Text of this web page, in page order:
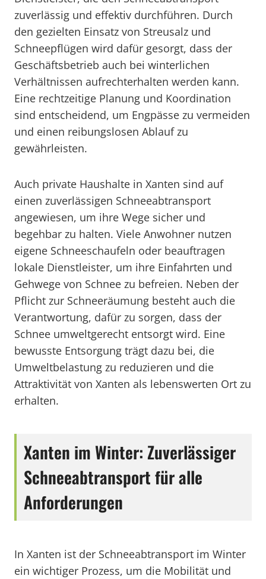
zuverlässig und effektiv durchführen. Durch
den gezielten Einsatz von Streusalz und
Schneepflügen wird dafür gesorgt, dass der
Geschäftsbetrieb auch bei winterlichen
Verhältnissen aufrechterhalten werden kann.
Eine rechtzeitige Planung und Koordination
sind entscheidend, um Engpässe zu vermeiden
und einen reibungslosen Ablauf zu
gewährleisten.
Auch private Haushalte in Xanten sind auf
einen zuverlässigen Schneeabtransport
angewiesen, um ihre Wege sicher und
begehbar zu halten. Viele Anwohner nutzen
eigene Schneeschaufeln oder beauftragen
lokale Dienstleister, um ihre Einfahrten und
Gehwege von Schnee zu befreien. Neben der
Pflicht zur Schneeräumung besteht auch die
Verantwortung, dafür zu sorgen, dass der
Schnee umweltgerecht entsorgt wird. Eine
bewusste Entsorgung trägt dazu bei, die
Umweltbelastung zu reduzieren und die
Attraktivität von Xanten als lebenswerten Ort zu
erhalten.
Xanten im Winter: Zuverlässiger
Schneeabtransport für alle
Anforderungen
In Xanten ist der Schneeabtransport im Winter
ein wichtiger Prozess, um die Mobilität und